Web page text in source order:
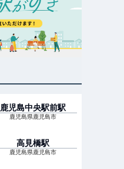
鹿児島中央駅前駅
鹿児島県鹿児島市
高見橋駅
鹿児島県鹿児島市